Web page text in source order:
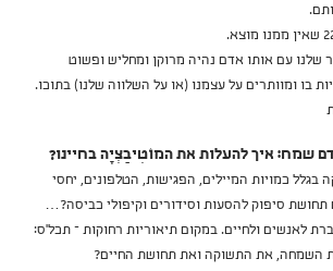
שלנו עם אותו אדם נהיה מרוקן ומחליש ופשוט
בו ומוותרים על עצמנו (או על השלווה שלנו) בתוכו.
שמח: איך להעלות את המוֹטִיבַצְיָה בחיינו?
בגלל כמויות המיילים, הפגישות, הטלפונים, יחסי
תחושת סיפוק להסעות וסידורים וקיפולי כביסה?…
לאנשים ולחיים. במקום תיאוריות רחוקות – תכל'ס:
השמחה, את התשוקה ואת תחושת החיים?